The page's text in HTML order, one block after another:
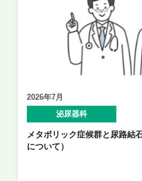
2026年7月
泌尿器科
メタボリック症候群と尿路結
について）